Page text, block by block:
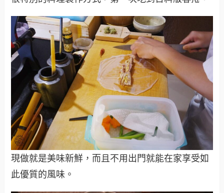
現做就是美味新鮮，而且不用出門就能在家享受如
此優質的風味。